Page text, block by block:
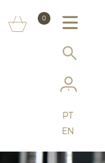
0
CONSUMIDOR
SERVIÇOS
CONTRASTARIA
FAQ
PT
EN